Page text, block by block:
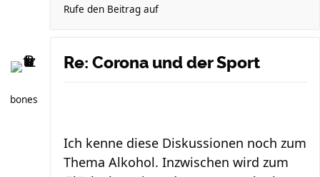
Rufe den Beitrag auf
bones
Re: Corona und der Sport
Ich kenne diese Diskussionen noch zum
Thema Alkohol. Inzwischen wird zum